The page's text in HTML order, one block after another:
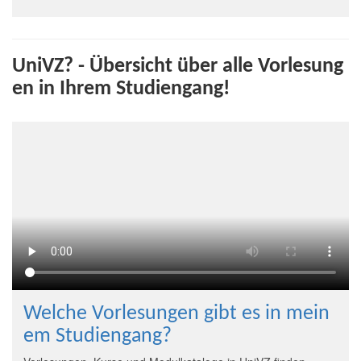
UniVZ? - Übersicht über alle Vorlesung
en in Ihrem Studiengang!
Welche Vorlesungen gibt es in mein
em Studiengang?